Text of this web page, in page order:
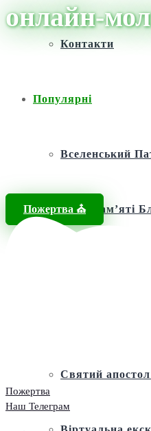
Контакти
Популярні
Вселенський
Фонд пам’яті
Святий
Пожертва ⛪️
онлайн-
Пожертва
Наш Телеграм